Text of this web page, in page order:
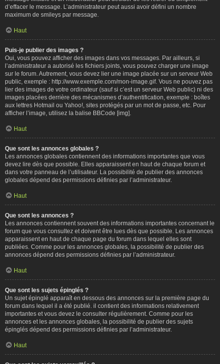
d’effacer le message. L’administrateur peut aussi avoir défini un nombre
maximum de smileys par message.
Haut
Puis-je publier des images ?
Oui, vous pouvez afficher des images dans vos messages. Par ailleurs, si
l’administrateur a autorisé les fichiers joints, vous pouvez charger une image
sur le forum. Autrement, vous devez lier une image placée sur un serveur Web
public, exemple : http://www.exemple.com/mon-image.gif. Vous ne pouvez pas
lier des images de votre ordinateur (sauf si c’est un serveur Web public) ni des
images placées derrière des mécanismes d’authentification, exemple : boîtes
aux lettres Hotmail ou Yahoo!, sites protégés par un mot de passe, etc. Pour
afficher l’image, utilisez la balise BBCode [img].
Haut
Que sont les annonces globales ?
Les annonces globales contiennent des informations importantes que vous
devez lire dès que possible. Elles apparaissent en haut de chaque forum et
dans votre panneau de l’utilisateur. La possibilité de publier des annonces
globales dépend des permissions définies par l’administrateur.
Haut
Que sont les annonces ?
Les annonces contiennent souvent des informations importantes concernant le
forum que vous consultez et doivent être lues dès que possible. Les annonces
apparaissent en haut de chaque page du forum dans lequel elles sont
publiées. Comme pour les annonces globales, la possibilité de publier des
annonces dépend des permissions définies par l’administrateur.
Haut
Que sont les sujets épinglés ?
Un sujet épinglé apparaît en dessous des annonces sur la première page du
forum dans lequel il a été publié. il contient des informations relativement
importantes et vous devez le consulter régulièrement. Comme pour les
annonces et les annonces globales, la possibilité de publier des sujets
épinglés dépend des permissions définies par l’administrateur.
Haut